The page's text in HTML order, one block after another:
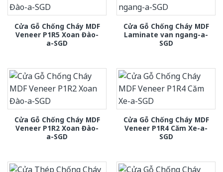
Cửa Gỗ Chống Cháy MDF
Veneer P1R5 Xoan Đào-
a-SGD
Cửa Gỗ Chống Cháy MDF
Laminate van ngang-a-
SGD
Cửa Gỗ Chống Cháy MDF
Veneer P1R2 Xoan Đào-
a-SGD
Cửa Gỗ Chống Cháy MDF
Veneer P1R4 Căm Xe-a-
SGD